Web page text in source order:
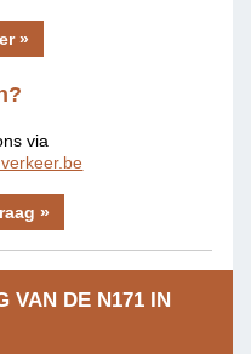
»
via
»
VAN DE N171 IN